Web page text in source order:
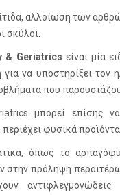
αλλοίωση των
σκύλοι.
& Geriatrics είναι μία
για να υποστηρίξει τον
που
μπορεί επίσης να
φυσικά προϊόντα.
όπως το
στην πρόληψη
αντιφλεγμονώδεις